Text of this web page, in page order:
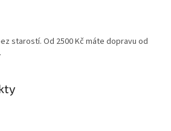
starostí. Od 2500 Kč máte dopravu od